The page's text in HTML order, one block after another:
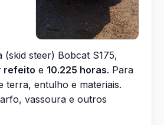
(skid steer) Bobcat S175,
refeito e 10.225 horas. Para
terra, entulho e materiais.
vassoura e outros